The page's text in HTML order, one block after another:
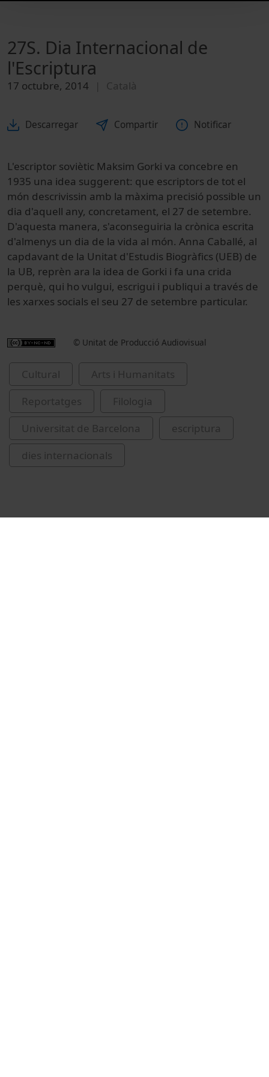
27S. Dia Internacional de
l'Escriptura
17 octubre, 2014 Català
Descarregar Compartir Notificar
L'escriptor soviètic Maksim Gorki va concebre en
1935 una idea suggerent: que escriptors de tot el
món descrivissin amb la màxima precisió possible un
dia d'aquell any, concretament, el 27 de setembre.
D'aquesta manera, s'aconseguiria la crònica escrita
d'almenys un dia de la vida al món. Anna Caballé, al
capdavant de la Unitat d'Estudis Biogràfics (UEB) de
la UB, reprèn ara la idea de Gorki i fa una crida
perquè, qui ho vulgui, escrigui i publiqui a través de
les xarxes socials el seu 27 de setembre particular.
© Unitat de Producció Audiovisual
Cultural
Arts i Humanitats
Reportatges
Filologia
Universitat de Barcelona
escriptura
dies internacionals